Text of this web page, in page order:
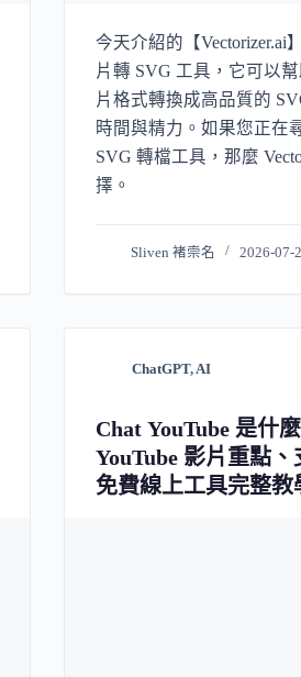
今天介紹的【Vectorizer.ai
片轉 SVG 工具，它可以
片格式轉換成高品質的
時間與精力。如果您正在
SVG 轉檔工具，那麼
擇。
Sliven 褚崇名 2026-07-
ChatGPT, AI
Chat YouTube 是什
YouTube 影片重點
免費線上工具完整教